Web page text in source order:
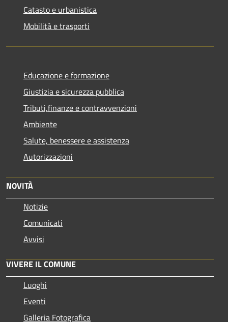
Catasto e urbanistica
Mobilità e trasporti
Educazione e formazione
Giustizia e sicurezza pubblica
Tributi,finanze e contravvenzioni
Ambiente
Salute, benessere e assistenza
Autorizzazioni
NOVITÀ
Notizie
Comunicati
Avvisi
VIVERE IL COMUNE
Luoghi
Eventi
Galleria Fotografica